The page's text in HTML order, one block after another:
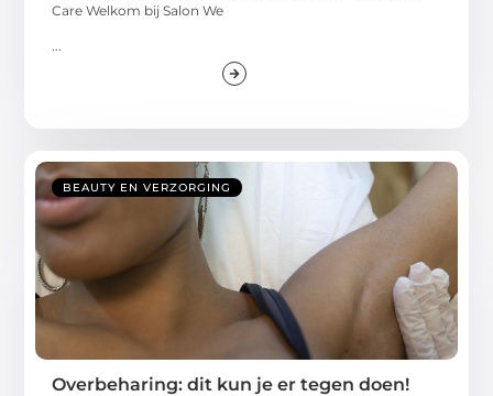
Care Welkom bij Salon We
BEAUTY EN VERZORGING
Overbeharing: dit kun je er tegen doen!